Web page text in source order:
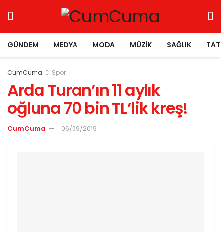
GÜNDEM MEDYA MODA MÜZIK SAĞLIK
CumCuma Spor
Arda Turan’ın 11 aylık
oğluna 70 bin TL’lik kreş!
CumCuma 06/09/2019